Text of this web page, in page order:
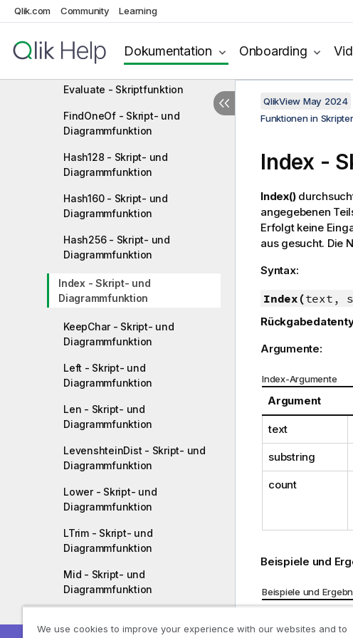
Qlik.com Community Learning
Dokumentation Onboarding
Capitalize - Skript- und
Diagrammfunktion
Chr - Skript- und
Diagrammfunktion
Evaluate - Skriptfunktion
FindOneOf - Skript- und
Diagrammfunktion
Hash128 - Skript- und
Diagrammfunktion
Hash160 - Skript- und
Diagrammfunktion
Hash256 - Skript- und
Diagrammfunktion
Index - Skript- und
Diagrammfunktion
KeepChar - Skript- und
Diagrammfunktion
Left - Skript- und
Diagrammfunktion
Len - Skript- und
Diagrammfunktion
LevenshteinDist - Skript- und
Diagrammfunktion
Lower - Skript- und
Diagrammfunktion
LTrim - Skript- und
Diagrammfunktion
Mid - Skript- und
Diagrammfunktion
Diagrammfunktion
QlikView May 2024
Funktionen in
Index -
Index()
angegebenen
Erfolgt keine
aus gesucht. Die
Syntax:
Index(text,
Argumente:
Index-Argumente
Argument
text
substring
count
Beispiele und
Beispiele und
We use cookies to improve your experience with our websites and to